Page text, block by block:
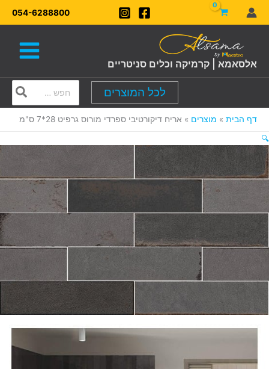
דילוג
לתוכן
054-6288800
אלסאמא | קרמיקה וכלים סניטריים
לכל המוצרים
for:
דף הבית מוצרים
אריח דיקורטיבי ספרדי מורוס גרפיט 28*7 ס"מ
🔍